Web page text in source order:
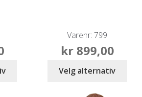
Varenr: 799
kr899,00
Velg alternativ